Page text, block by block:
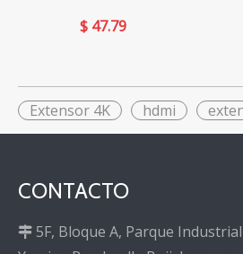
$ 47.79
Extensor 4K hdmi
CONTACTO
 5F, Bloque A, Parque